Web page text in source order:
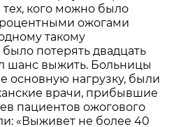
кого можно было
ожогами
такому
потерять двадцать
шанс выжить. Больницы
нагрузку, были
врачи, прибывшие
пациентов ожогового
«Выживет не более 40